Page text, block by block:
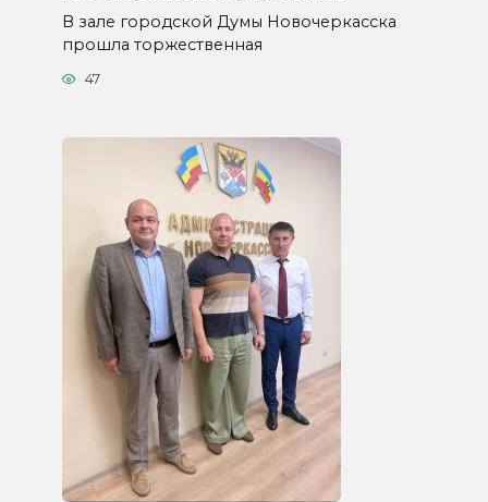
В зале городской Думы Новочеркасска
прошла торжественная
47